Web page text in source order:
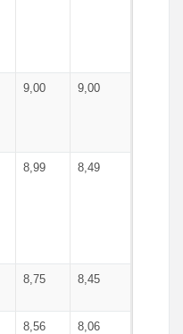
9,00 9,00
8,99 8,49
8,75 8,45
8,56 8,06